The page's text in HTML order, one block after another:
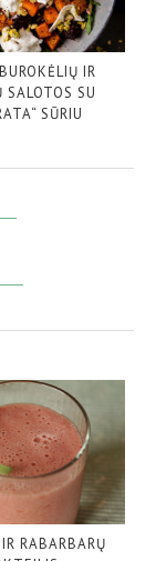
IR
SALOTOS SU
SŪRIU
RABARBARŲ